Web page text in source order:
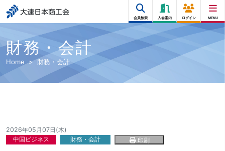
大連日本商工会
会員検索 入会案内 ログイン MENU
財務・会計
Home 財務・会計
2026年05月07日(木)
中国ビジネス
財務・会計 印刷